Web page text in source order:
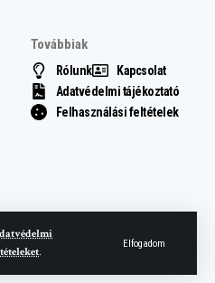
.
Elfogadom
Továbbiak
Rólunk
Kapcsolat
Adatvédelmi tájékoztató
Felhasználási feltételek
jog fenntartva.